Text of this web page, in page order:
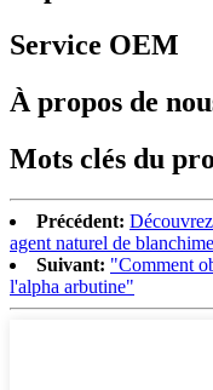
Service OEM
À propos de
Mots clés du
Précédent:
agent naturel de
Suivant: "Comment
l'alpha arbutine"